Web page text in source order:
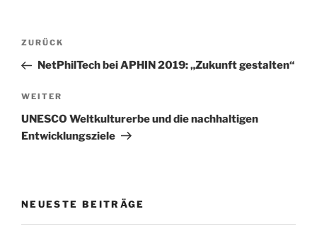
Beitragsnavigation
Vorheriger
Beitrag
ZURÜCK
NetPhilTech bei APHIN 2019: „Zukunft gestalten“
Nächster
Beitrag
WEITER
UNESCO Weltkulturerbe und die nachhaltigen
Entwicklungsziele
NEUESTE BEITRÄGE